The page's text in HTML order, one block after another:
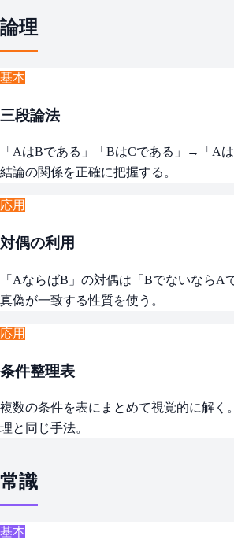
論理
基本
三段論法
「AはBである」「BはCである」→「A
結論の関係を正確に把握する。
応用
対偶の利用
「AならばB」の対偶は「BでないならA
真偽が一致する性質を使う。
応用
条件整理表
複数の条件を表にまとめて視覚的に解く
理と同じ手法。
常識
基本